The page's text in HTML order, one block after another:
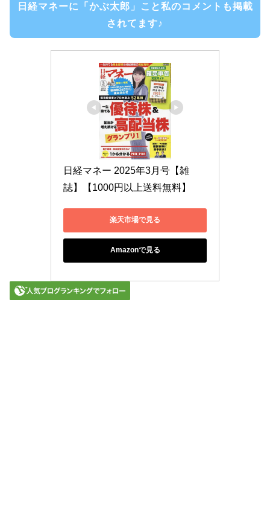
日経マネーに「かぶ太郎」こと私のコメントも掲載
されてます♪
日経マネー 2025年3月号【雑
誌】【1000円以上送料無料】
楽天市場で見る
Amazonで見る